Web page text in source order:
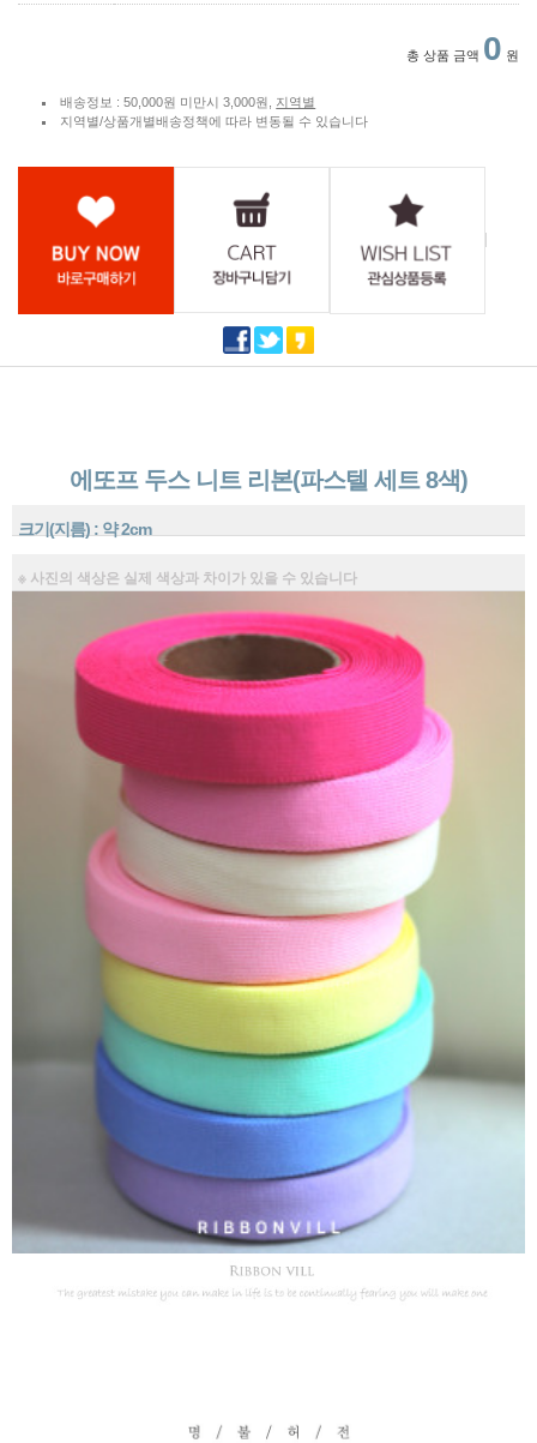
총 상품 금액 0 원
배송정보 : 50,000원 미만시 3,000원, 지역별
지역별/상품개별배송정책에 따라 변동될 수 있습니다
에또프 두스 니트 리본(파스텔 세트 8색)
크기(지름) : 약 2cm
※ 사진의 색상은 실제 색상과 차이가 있을 수 있습니다